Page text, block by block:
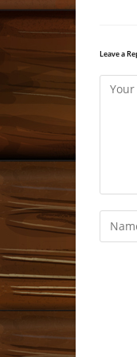
Leave a
Enter
your